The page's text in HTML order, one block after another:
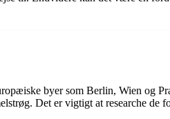
byer som Berlin, Wien og
Det er vigtigt at researche de